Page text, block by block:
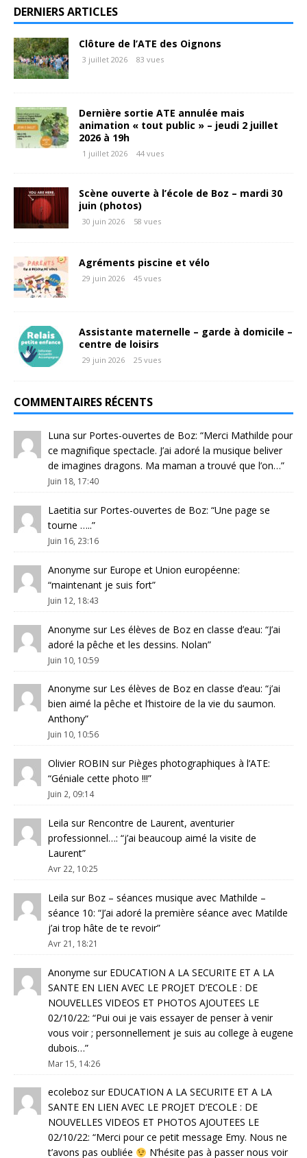
DERNIERS ARTICLES
Clôture de l’ATE des Oignons
3 juillet 2026 83 vues
Dernière sortie ATE annulée mais
animation « tout public » – jeudi 2 juillet
2026 à 19h
1 juillet 2026 44 vues
Scène ouverte à l’école de Boz – mardi 30
juin (photos)
30 juin 2026 58 vues
Agréments piscine et vélo
29 juin 2026 45 vues
Assistante maternelle – garde à domicile –
centre de loisirs
29 juin 2026 25 vues
COMMENTAIRES RÉCENTS
Luna sur Portes-ouvertes de Boz: “Merci Mathilde pour
ce magnifique spectacle. J’ai adoré la musique beliver
de imagines dragons. Ma maman a trouvé que l’on…”
Juin 18, 17:40
Laetitia sur Portes-ouvertes de Boz: “Une page se
tourne …..”
Juin 16, 23:16
Anonyme sur Europe et Union européenne:
“maintenant je suis fort”
Juin 12, 18:43
Anonyme sur Les élèves de Boz en classe d’eau: “J’ai
adoré la pêche et les dessins. Nolan”
Juin 10, 10:59
Anonyme sur Les élèves de Boz en classe d’eau: “j’ai
bien aimé la pêche et l’histoire de la vie du saumon.
Anthony”
Juin 10, 10:56
Olivier ROBIN sur Pièges photographiques à l’ATE:
“Géniale cette photo !!!”
Juin 2, 09:14
Leila sur Rencontre de Laurent, aventurier
professionnel…: “j’ai beaucoup aimé la visite de
Laurent”
Avr 22, 10:25
Leila sur Boz – séances musique avec Mathilde –
séance 10: “J’ai adoré la première séance avec Matilde
j’ai trop hâte de te revoir”
Avr 21, 18:21
Anonyme sur EDUCATION A LA SECURITE ET A LA
SANTE EN LIEN AVEC LE PROJET D’ECOLE : DE
NOUVELLES VIDEOS ET PHOTOS AJOUTEES LE
02/10/22: “Pui oui je vais essayer de penser à venir
vous voir ; personnellement je suis au college à eugene
dubois…”
Mar 15, 14:26
ecoleboz sur EDUCATION A LA SECURITE ET A LA
SANTE EN LIEN AVEC LE PROJET D’ECOLE : DE
NOUVELLES VIDEOS ET PHOTOS AJOUTEES LE
02/10/22: “Merci pour ce petit message Emy. Nous ne
t’avons pas oubliée
N’hésite pas à passer nous voir